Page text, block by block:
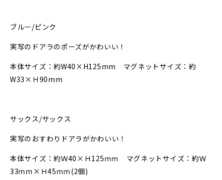
ブルー/ピンク
実写のドアラのポーズがかわいい！
本体サイズ：約W40×H125mm マグネットサイズ：約
W33× Ｈ90mm
サックス/サックス
実写のおすわりドアラがかわいい！
本体サイズ：約Ｗ40× Ｈ125ｍｍ マグネットサイズ：約Ｗ
33ｍｍ × Ｈ45ｍｍ(2個)